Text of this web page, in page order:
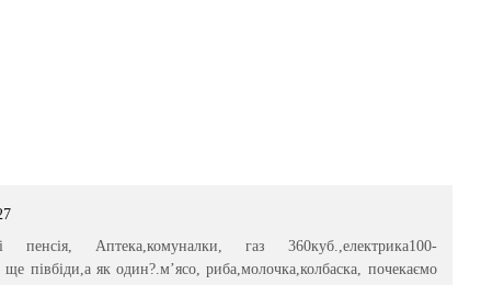
Аптека,комуналки, газ 360куб.,електрика100-
ще півбіди,а як один?.м’ясо, риба,молочка,колбаска, почекаємо